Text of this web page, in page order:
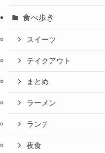
食べ歩き
スイーツ
テイクアウト
まとめ
ラーメン
ランチ
夜食